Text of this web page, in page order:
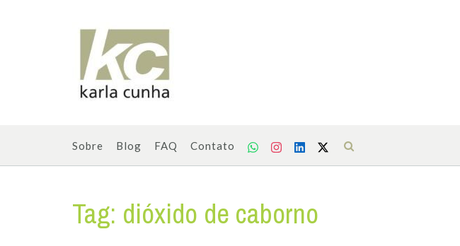
Sobre Blog FAQ Contato
Tag: dióxido de caborno